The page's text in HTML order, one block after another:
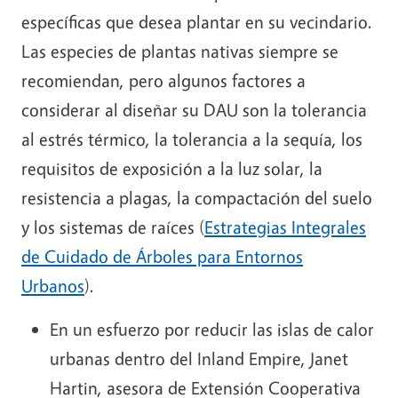
específicas que desea plantar en su vecindario.
Las especies de plantas nativas siempre se
recomiendan, pero algunos factores a
considerar al diseñar su DAU son la tolerancia
al estrés térmico, la tolerancia a la sequía, los
requisitos de exposición a la luz solar, la
resistencia a plagas, la compactación del suelo
y los sistemas de raíces (Estrategias Integrales
de Cuidado de Árboles para Entornos
Urbanos).
En un esfuerzo por reducir las islas de calor
urbanas dentro del Inland Empire, Janet
Hartin, asesora de Extensión Cooperativa